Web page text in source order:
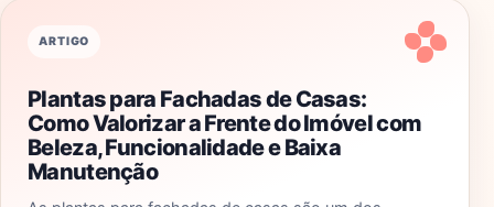
ARTIGO
Plantas para Fachadas de Casas:
Como Valorizar a Frente do Imóvel com
Beleza, Funcionalidade e Baixa
Manutenção